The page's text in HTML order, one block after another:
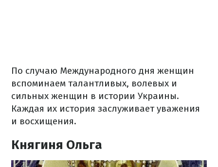
По случаю Международного дня женщин
вспоминаем талантливых, волевых и
сильных женщин в истории Украины.
Каждая их история заслуживает уважения
и восхищения.
Княгиня Ольга